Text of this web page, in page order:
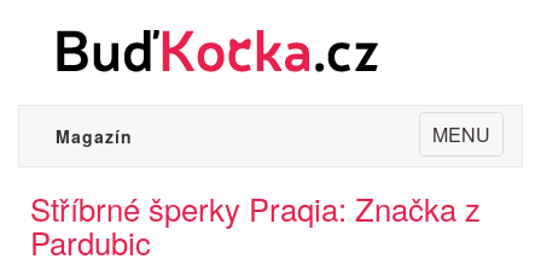
Toggle
navigation
MENU
Magazín
Stříbrné šperky Praqia: Značka z
Pardubic